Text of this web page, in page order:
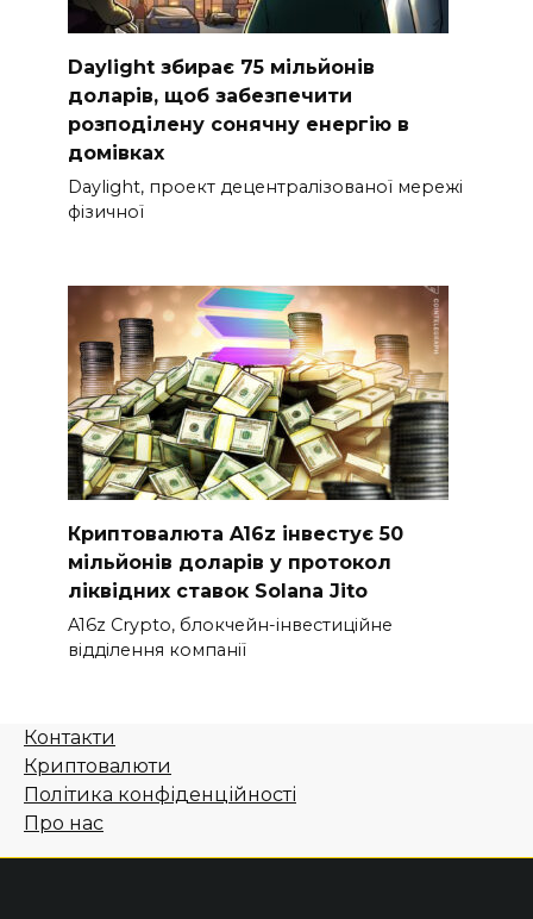
Daylight збирає 75 мільйонів
доларів, щоб забезпечити
розподілену сонячну енергію в
домівках
Daylight, проект децентралізованої мережі
фізичної
Криптовалюта A16z інвестує 50
мільйонів доларів у протокол
ліквідних ставок Solana Jito
A16z Crypto, блокчейн-інвестиційне
відділення компанії
Контакти
Криптовалюти
Політика конфіденційності
Про нас